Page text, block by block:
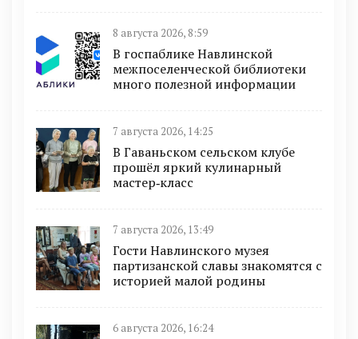
8 августа 2026, 8:59
В госпаблике Навлинской
межпоселенческой библиотеки
много полезной информации
7 августа 2026, 14:25
В Гаваньском сельском клубе
прошёл яркий кулинарный
мастер‑класс
7 августа 2026, 13:49
Гости Навлинского музея
партизанской славы знакомятся с
историей малой родины
6 августа 2026, 16:24